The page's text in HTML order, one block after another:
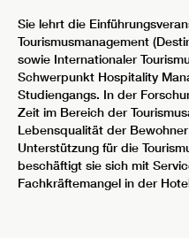
Sie lehrt die
Tourismusmanagement
sowie Internationaler
Schwerpunkt Hospitality
Studiengangs. In der
Zeit im Bereich der
Lebensqualität der
Unterstützung für die
beschäftigt sie sich mit
Fachkräftemangel in der